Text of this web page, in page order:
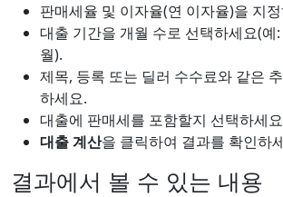
판매세율 및 이자율(연 이자율)을 지
대출 기간을 개월 수로 선택하세요(예
월).
제목, 등록 또는 딜러 수수료와 같은
하세요.
대출에 판매세를 포함할지 선택하세
대출 계산을 클릭하여 결과를 확인하
결과에서 볼 수 있는 내용